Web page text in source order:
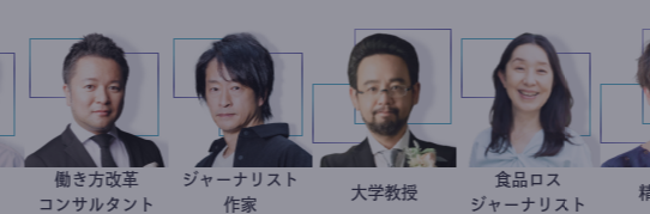
起業家
働き方改革
コンサルタント
鈴木エイト
ジャーナリスト
金谷一朗
大学教授 井出留美
食品ロス
ジャーナリスト